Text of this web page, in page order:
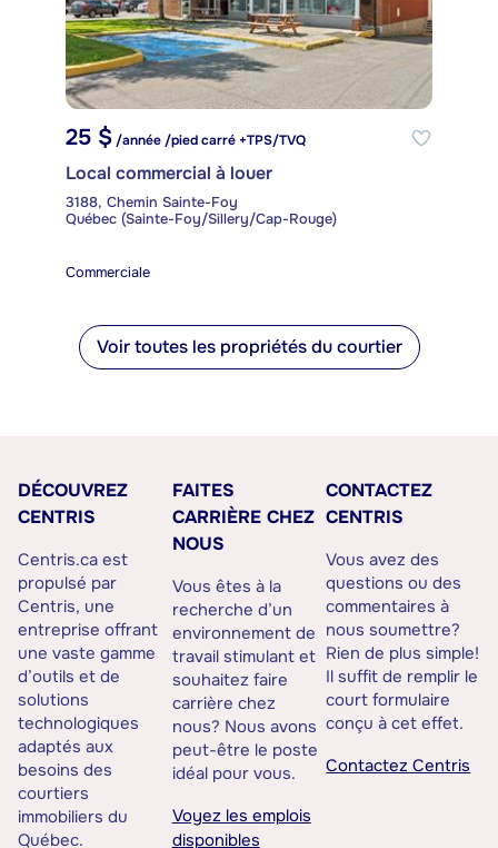
25 $/année /pied carré +TPS/TVQ
Local commercial à louer
3188, Chemin Sainte-Foy
Québec (Sainte-Foy/Sillery/Cap-Rouge)
Commerciale
Voir toutes les propriétés du courtier
DÉCOUVREZ
CENTRIS
Centris.ca est
propulsé par
Centris, une
entreprise offrant
une vaste gamme
d’outils et de
solutions
technologiques
adaptés aux
besoins des
courtiers
immobiliers du
Québec.
FAITES
CARRIÈRE CHEZ
NOUS
Vous êtes à la
recherche d’un
environnement de
travail stimulant et
souhaitez faire
carrière chez
nous? Nous avons
peut-être le poste
idéal pour vous.
Voyez les emplois
disponibles
CONTACTEZ
CENTRIS
Vous avez des
questions ou des
commentaires à
nous soumettre?
Rien de plus simple!
Il suffit de remplir le
court formulaire
conçu à cet effet.
Contactez Centris